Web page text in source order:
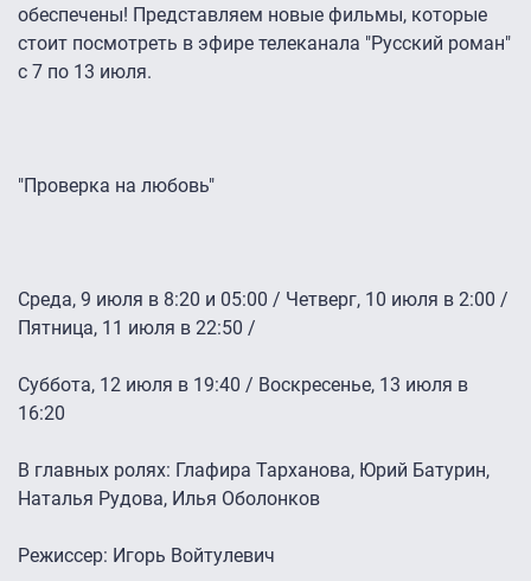
обеспечены! Представляем новые фильмы, которые
стоит посмотреть в эфире телеканала "Русский роман"
с 7 по 13 июля.
"Проверка на любовь"
Среда, 9 июля в 8:20 и 05:00 / Четверг, 10 июля в 2:00 /
Пятница, 11 июля в 22:50 /
Суббота, 12 июля в 19:40 / Воскресенье, 13 июля в
16:20
В главных ролях: Глафира Тарханова, Юрий Батурин,
Наталья Рудова, Илья Оболонков
Режиссер: Игорь Войтулевич